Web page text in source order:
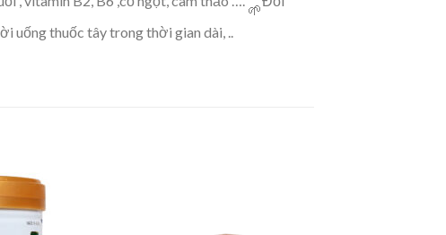
uống thuốc tây trong thời gian dài, ..